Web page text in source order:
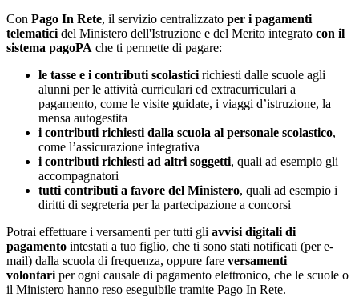
Con Pago In Rete, il servizio centralizzato per i pagamenti
telematici del Ministero dell'Istruzione e del Merito integrato con il
sistema pagoPA che ti permette di pagare:
le tasse e i contributi scolastici richiesti dalle scuole agli
alunni per le attività curriculari ed extracurriculari a
pagamento, come le visite guidate, i viaggi d’istruzione, la
mensa autogestita
i contributi richiesti dalla scuola al personale scolastico,
come l’assicurazione integrativa
i contributi richiesti ad altri soggetti, quali ad esempio gli
accompagnatori
tutti contributi a favore del Ministero, quali ad esempio i
diritti di segreteria per la partecipazione a concorsi
Potrai effettuare i versamenti per tutti gli avvisi digitali di
pagamento intestati a tuo figlio, che ti sono stati notificati (per e-
mail) dalla scuola di frequenza, oppure fare versamenti
volontari per ogni causale di pagamento elettronico, che le scuole o
il Ministero hanno reso eseguibile tramite Pago In Rete.